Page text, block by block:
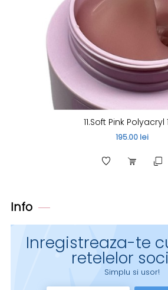
11.Soft Pink Polyacryl
195.00 lei
Info
Inregistreaza-te
retelelor
Simplu si usor!